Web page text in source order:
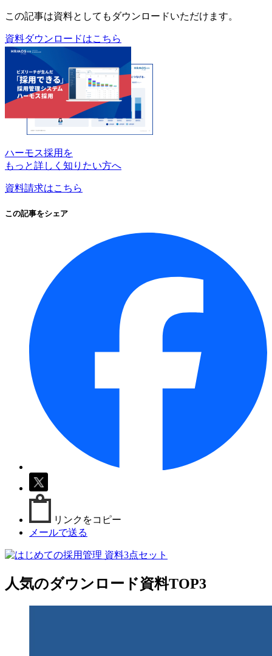
この記事は資料としてもダウンロードいただけます。
資料ダウンロードはこちら
ハーモス採用を
もっと詳しく知りたい方へ
資料請求はこちら
この記事をシェア
リンクをコピー
メールで送る
人気のダウンロード資料TOP3